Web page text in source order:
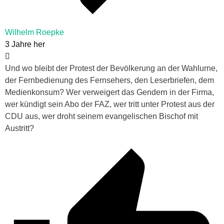
Wilhelm Roepke
3 Jahre her
Und wo bleibt der Protest der Bevölkerung an der Wahlurne,
der Fernbedienung des Fernsehers, den Leserbriefen, dem
Medienkonsum? Wer verweigert das Gendern in der Firma,
wer kündigt sein Abo der FAZ, wer tritt unter Protest aus der
CDU aus, wer droht seinem evangelischen Bischof mit
Austritt?